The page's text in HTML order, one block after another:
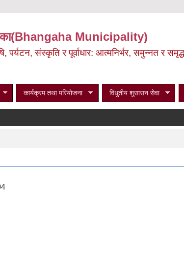
Municipality)
पर्यटन, संस्कृति र पूर्वाधार: आत्मनिर्भर, समुन्नत र
कार्यक्रम तथा परियोजना विधुतीय शुसासन सेवा